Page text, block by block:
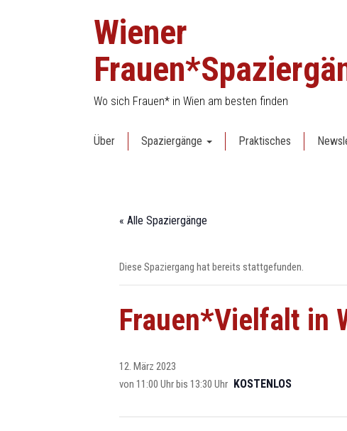
Wiener
Wo sich Frauen* in Wien am besten finden
Über Spaziergänge Praktisches
« Alle Spaziergänge
Diese Spaziergang hat bereits stattgefunden.
Frauen*Vielfalt in
12. März 2023
von 11:00 Uhrbis 13:30 Uhr KOSTENLOS